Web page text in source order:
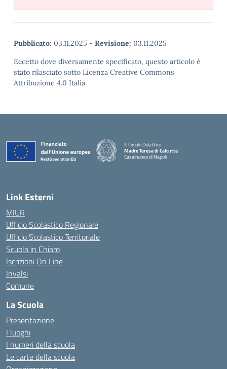
Pubblicato: 03.11.2025 - Revisione: 03.11.2025
Eccetto dove diversamente specificato, questo articolo è
stato rilasciato sotto Licenza Creative Commons
Attribuzione 4.0 Italia.
III Circolo Didattico
Madre Teresa di Calcutta
Casalnuovo di Napoli
— Visita la pagina iniziale della scuola
Link Esterni
MIUR
Ufficio Scolastico Regionale
Ufficio Scolastico Territoriale
Scuola in Chiaro
Iscrizioni On Line
Invalsi
Comune
La Scuola
Presentazione
I luoghi
I numeri della scuola
Le carte della scuola